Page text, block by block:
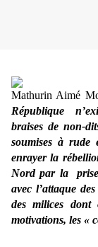
Mathurin Aimé
République
braises de non-
soumises à
enrayer la
Nord par la prise
avec l’attaque
des milices
motivations, les «